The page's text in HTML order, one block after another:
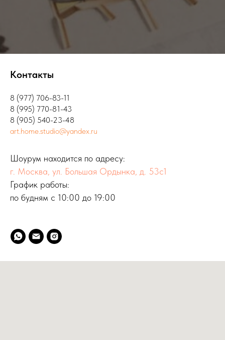
Контакты
8 (977) 706-83-11
8 (995) 770-81-43
8 (905) 540-23-48
art.home.studio@yandex.ru
Шоурум находится по адресу:
г. Москва, ул. Большая Ордынка, д. 53с1
График работы:
по будням с 10:00 до 19:00